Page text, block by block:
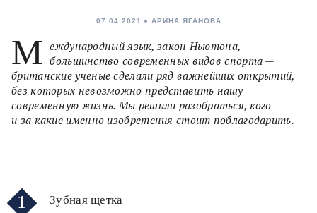
07.04.2021 АРИНА ЯГАНОВА
М еждународный язык, закон Ньютона,
большинство современных видов спорта —
британские ученые сделали ряд важнейших открытий,
без которых невозможно представить нашу
современную жизнь. Мы решили разобраться, кого
и за какие именно изобретения стоит поблагодарить.
1 Зубная щетка